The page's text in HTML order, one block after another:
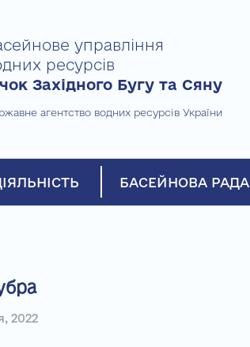
управління
ресурсів
Західного Бугу та Сяну
агентство водних ресурсів України
БАСЕЙНОВА РАДА
2022